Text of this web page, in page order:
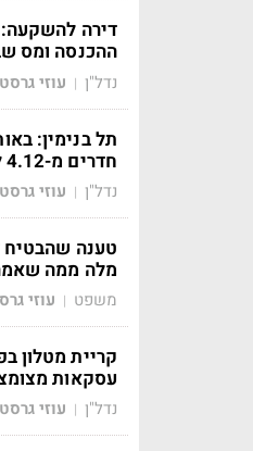
דירה
ההכנסה ומס
נדל"ן | עוזי
תל בנימין:
חדרים מ-4.12 ל-3.6 מיליון
נדל"ן | עוזי
טענה שהבטיח
מלה ממה
משפט | עוזי
קריית מטלון
עסקאות
נדל"ן | עוזי